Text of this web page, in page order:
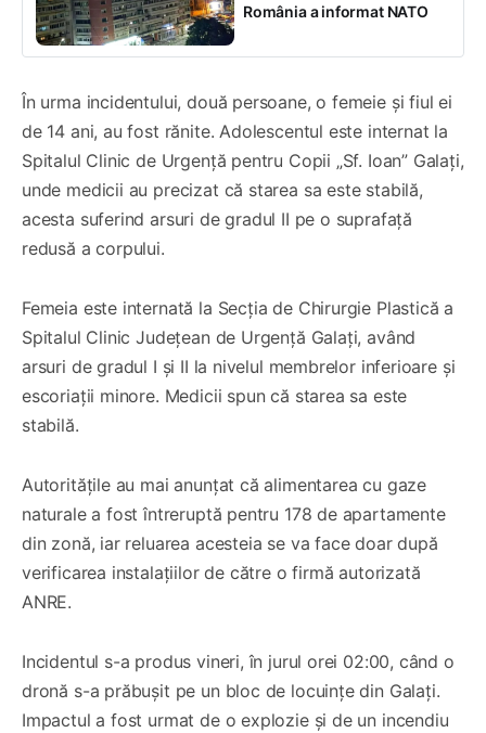
România a informat NATO
În urma incidentului, două persoane, o femeie și fiul ei
de 14 ani, au fost rănite. Adolescentul este internat la
Spitalul Clinic de Urgență pentru Copii „Sf. Ioan” Galați,
unde medicii au precizat că starea sa este stabilă,
acesta suferind arsuri de gradul II pe o suprafață
redusă a corpului.
Femeia este internată la Secția de Chirurgie Plastică a
Spitalul Clinic Județean de Urgență Galați, având
arsuri de gradul I și II la nivelul membrelor inferioare și
escoriații minore. Medicii spun că starea sa este
stabilă.
Autoritățile au mai anunțat că alimentarea cu gaze
naturale a fost întreruptă pentru 178 de apartamente
din zonă, iar reluarea acesteia se va face doar după
verificarea instalațiilor de către o firmă autorizată
ANRE.
Incidentul s-a produs vineri, în jurul orei 02:00, când o
dronă s-a prăbușit pe un bloc de locuințe din Galați.
Impactul a fost urmat de o explozie și de un incendiu